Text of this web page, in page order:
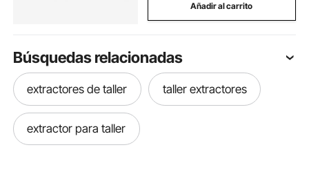
Añadir al carrito
Búsquedas relacionadas
extractores de taller taller extractores
extractor para taller